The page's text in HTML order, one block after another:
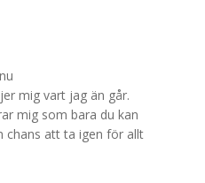
mig vart jag än går.
mig som bara du kan
chans att ta igen för allt